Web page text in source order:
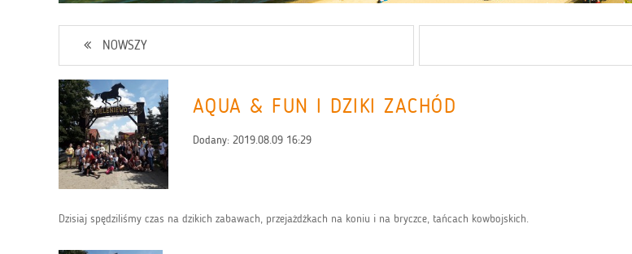
NOWSZY
AQUA & FUN I DZIKI ZACHÓD
Dodany: 2019.08.09 16:29
Dzisiaj spędziliśmy czas na dzikich zabawach, przejażdżkach na koniu i na bryczce, tańcach kowbojskich.